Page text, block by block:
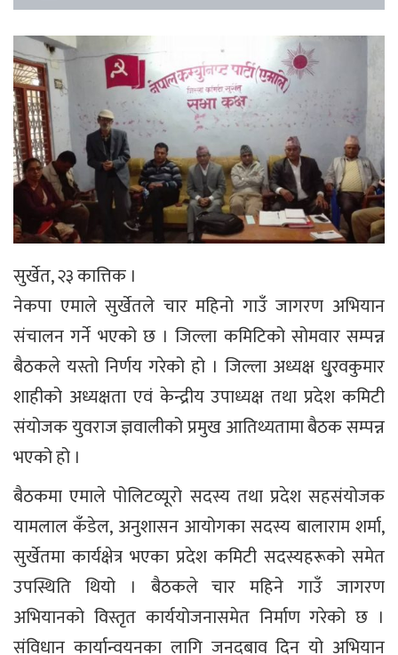
सुर्खेत, २३ कात्तिक ।
नेकपा एमाले सुर्खेतले चार महिनो गाउँ जागरण अभियान
संचालन गर्ने भएको छ । जिल्ला कमिटिको सोमवार सम्पन्न
बैठकले यस्तो निर्णय गरेको हो । जिल्ला अध्यक्ष धु्रवकुमार
शाहीको अध्यक्षता एवं केन्द्रीय उपाध्यक्ष तथा प्रदेश कमिटी
संयोजक युवराज ज्ञवालीको प्रमुख आतिथ्यतामा बैठक सम्पन्न
भएको हो ।
बैठकमा एमाले पोलिटव्यूरो सदस्य तथा प्रदेश सहसंयोजक
यामलाल कँडेल, अनुशासन आयोगका सदस्य बालाराम शर्मा,
सुर्खेतमा कार्यक्षेत्र भएका प्रदेश कमिटी सदस्यहरूको समेत
उपस्थिति थियो । बैठकले चार महिने गाउँ जागरण
अभियानको विस्तृत कार्ययोजनासमेत निर्माण गरेको छ ।
संविधान कार्यान्वयनका लागि जनदबाव दिन यो अभियान